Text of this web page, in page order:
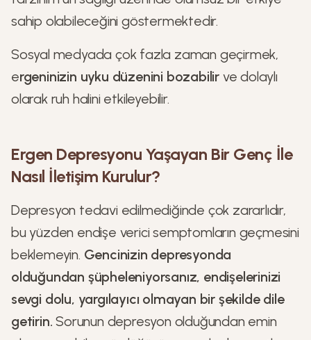
sahip olabileceğini göstermektedir.
Sosyal medyada çok fazla zaman geçirmek,
ergeninizin uyku düzenini bozabilir ve dolaylı
olarak ruh halini etkileyebilir.
Ergen Depresyonu Yaşayan Bir Genç İle
Nasıl İletişim Kurulur?
Depresyon tedavi edilmediğinde çok zararlıdır,
bu yüzden endişe verici semptomların geçmesini
beklemeyin. Gencinizin depresyonda
olduğundan şüpheleniyorsanız, endişelerinizi
sevgi dolu, yargılayıcı olmayan bir şekilde dile
getirin. Sorunun depresyon olduğundan emin